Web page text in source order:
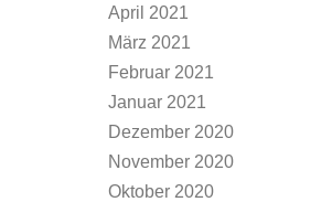
April 2021
März 2021
Februar 2021
Januar 2021
Dezember 2020
November 2020
Oktober 2020